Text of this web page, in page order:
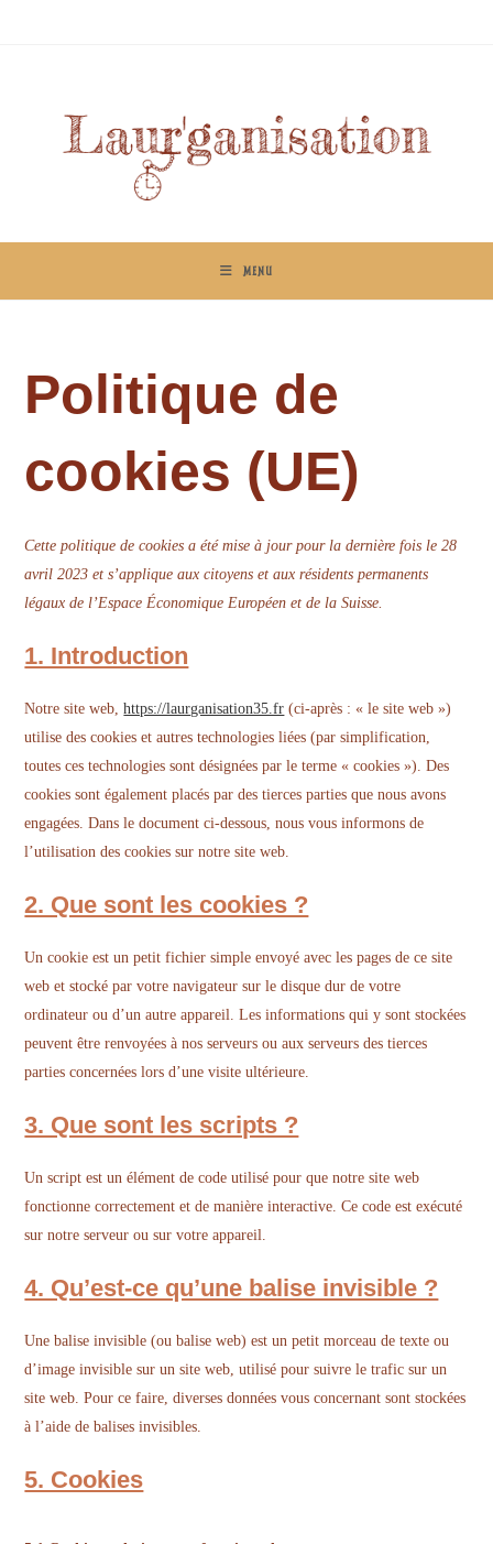
MENU
Politique de
cookies (UE)
Cette politique de cookies a été mise à jour pour la dernière fois le 28
avril 2023 et s’applique aux citoyens et aux résidents permanents
légaux de l’Espace Économique Européen et de la Suisse.
1. Introduction
Notre site web,https://laurganisation35.fr (ci-après : « le site web »)
utilise des cookies et autres technologies liées (par simplification,
toutes ces technologies sont désignées par le terme « cookies »). Des
cookies sont également placés par des tierces parties que nous avons
engagées. Dans le document ci-dessous, nous vous informons de
l’utilisation des cookies sur notre site web.
2. Que sont les cookies ?
Un cookie est un petit fichier simple envoyé avec les pages de ce site
web et stocké par votre navigateur sur le disque dur de votre
ordinateur ou d’un autre appareil. Les informations qui y sont stockées
peuvent être renvoyées à nos serveurs ou aux serveurs des tierces
parties concernées lors d’une visite ultérieure.
3. Que sont les scripts ?
Un script est un élément de code utilisé pour que notre site web
fonctionne correctement et de manière interactive. Ce code est exécuté
sur notre serveur ou sur votre appareil.
4. Qu’est-ce qu’une balise invisible ?
Une balise invisible (ou balise web) est un petit morceau de texte ou
d’image invisible sur un site web, utilisé pour suivre le trafic sur un
site web. Pour ce faire, diverses données vous concernant sont stockées
à l’aide de balises invisibles.
5. Cookies